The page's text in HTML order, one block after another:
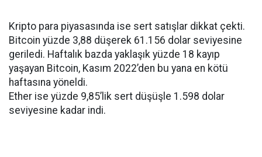
Kripto para piyasasında ise sert satışlar dikkat çekti.
Bitcoin yüzde 3,88 düşerek 61.156 dolar seviyesine
geriledi. Haftalık bazda yaklaşık yüzde 18 kayıp
yaşayan Bitcoin, Kasım 2022’den bu yana en kötü
haftasına yöneldi.
Ether ise yüzde 9,85’lik sert düşüşle 1.598 dolar
seviyesine kadar indi.